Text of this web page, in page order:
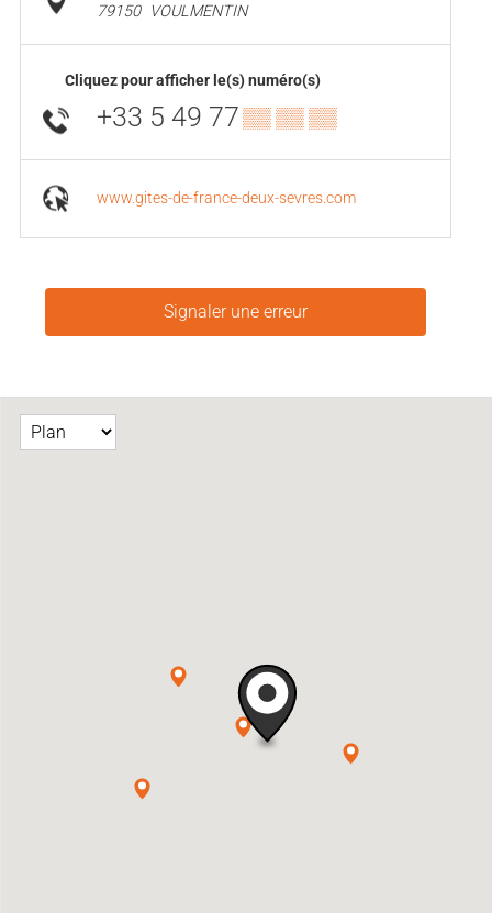
79150
VOULMENTIN
Cliquez pour afficher le(s) numéro(s)
+33 5 49 77▒▒ ▒▒ ▒▒
www.gites-de-france-deux-sevres.com
Signaler une erreur